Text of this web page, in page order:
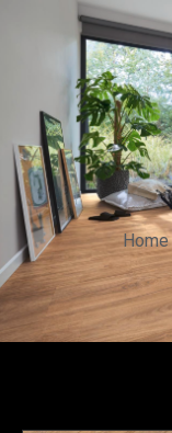
Home